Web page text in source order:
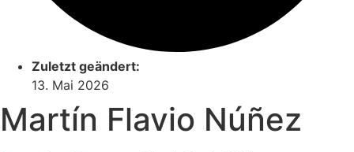
Zuletzt geändert:
13. Mai 2026
Martín Flavio Núñez